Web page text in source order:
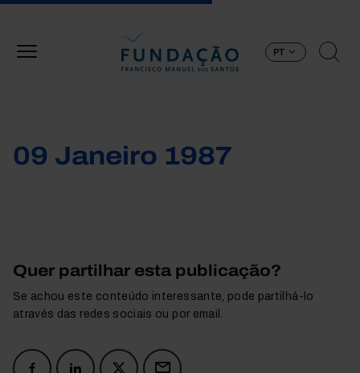
PT
09 Janeiro 1987
Quer partilhar esta publicação?
Se achou este conteúdo interessante, pode partilhá-lo
através das redes sociais ou por email.